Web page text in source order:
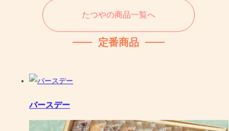
たつやの商品一覧へ
定番商品
バースデー